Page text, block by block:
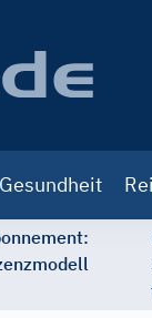
Gesundheit